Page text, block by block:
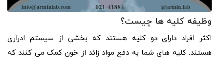
وظیفه کلیه ها چیست؟
اکثر افراد دارای دو کلیه هستند که بخشی از سیستم ادراری
هستند. کلیه های شما به دفع مواد زائد از خون کمک می کنند که